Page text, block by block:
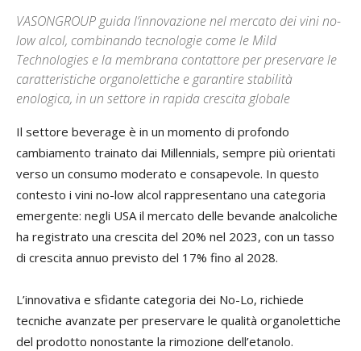
VASONGROUP guida l’innovazione nel mercato dei vini no-
low alcol, combinando tecnologie come le Mild
Technologies e la membrana contattore per preservare le
caratteristiche organolettiche e garantire stabilità
enologica, in un settore in rapida crescita globale
Il settore beverage è in un momento di profondo
cambiamento trainato dai Millennials, sempre più orientati
verso un consumo moderato e consapevole. In questo
contesto i vini no-low alcol rappresentano una categoria
emergente: negli USA il mercato delle bevande analcoliche
ha registrato una crescita del 20% nel 2023, con un tasso
di crescita annuo previsto del 17% fino al 2028.
L’innovativa e sfidante categoria dei No-Lo, richiede
tecniche avanzate per preservare le qualità organolettiche
del prodotto nonostante la rimozione dell’etanolo.